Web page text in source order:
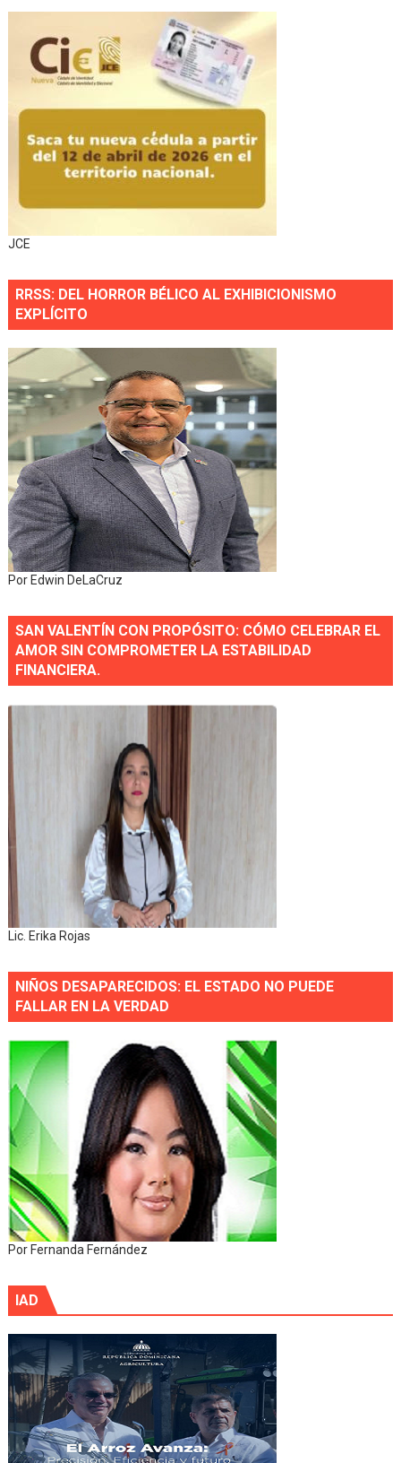
JCE
RRSS: DEL HORROR BÉLICO AL EXHIBICIONISMO
EXPLÍCITO
Por Edwin DeLaCruz
SAN VALENTÍN CON PROPÓSITO: CÓMO CELEBRAR EL
AMOR SIN COMPROMETER LA ESTABILIDAD
FINANCIERA.
Lic. Erika Rojas
NIÑOS DESAPARECIDOS: EL ESTADO NO PUEDE
FALLAR EN LA VERDAD
Por Fernanda Fernández
IAD